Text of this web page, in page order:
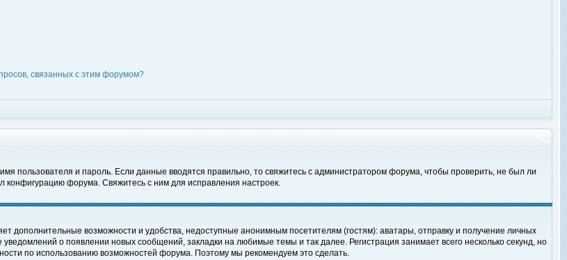
связанных с этим форумом?
пользователя и пароль. Если данные вводятся правильно, то свяжитесь с администратором форума, чтобы проверить, не был ли
конфигурацию форума. Свяжитесь с ним для исправления настроек.
дополнительные возможности и удобства, недоступные анонимным посетителям (гостям): аватары, отправку и получение личных
о появлении новых сообщений, закладки на любимые темы и так далее. Регистрация занимает всего несколько секунд, но
по использованию возможностей форума. Поэтому мы рекомендуем это сделать.